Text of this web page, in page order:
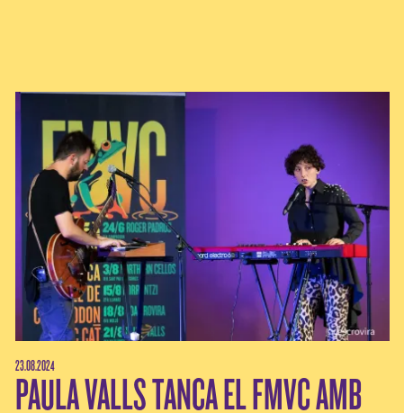
23.08.2024
PAULA VALLS TANCA EL FMVC AMB